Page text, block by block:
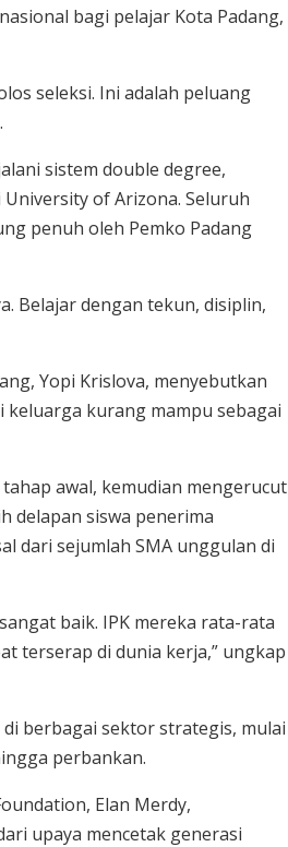
bagi pelajar Kota Padang,
seleksi. Ini adalah peluang
sistem double degree,
of Arizona. Seluruh
penuh oleh Pemko Padang
Belajar dengan tekun, disiplin,
Yopi Krislova, menyebutkan
kurang mampu sebagai
awal, kemudian mengerucut
delapan siswa penerima
dari sejumlah SMA unggulan di
baik. IPK mereka rata-rata
terserap di dunia kerja,” ungkap
berbagai sektor strategis, mulai
perbankan.
Elan Merdy,
upaya mencetak generasi